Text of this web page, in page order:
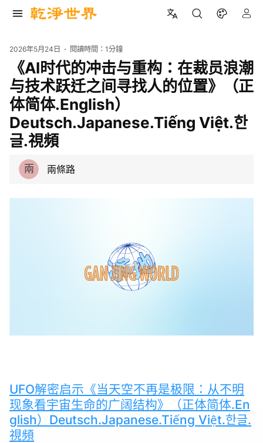
2026年5月24日 閱讀時間：1分鐘
《AI时代的冲击与重构：在裁员浪潮
与技术跃迁之间寻找人的位置》（正
体简体.English）
Deutsch.Japanese.Tiếng Việt.한
글.視頻
兩 兩條路
UFO解密启示《当天空不再是极限：从不明
现象看宇宙生命的广阔结构》（正体简体.En
glish）Deutsch.Japanese.Tiếng Việt.한글.
視頻